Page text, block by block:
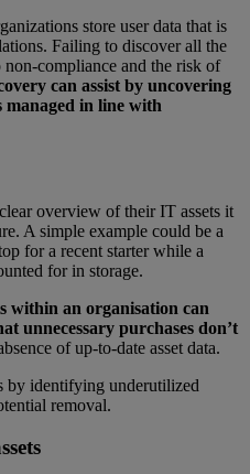
store user data that is
Failing to discover all the
non-compliance and the risk of
can assist by uncovering
managed in line with
overview of their IT assets it
A simple example could be a
for a recent starter while a
for in storage.
within an organisation can
unnecessary purchases don’t
of up-to-date asset data.
by identifying underutilized
removal.